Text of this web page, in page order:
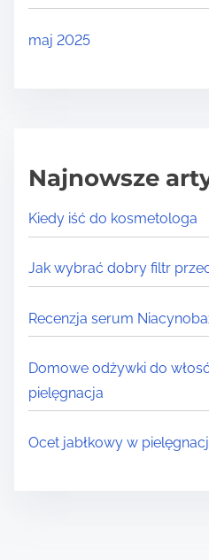
maj 2025
Najnowsze
Kiedy iść do kosmetologa
Jak wybrać dobry filtr
Recenzja serum
Domowe odżywki do
pielęgnacja
Ocet jabłkowy w